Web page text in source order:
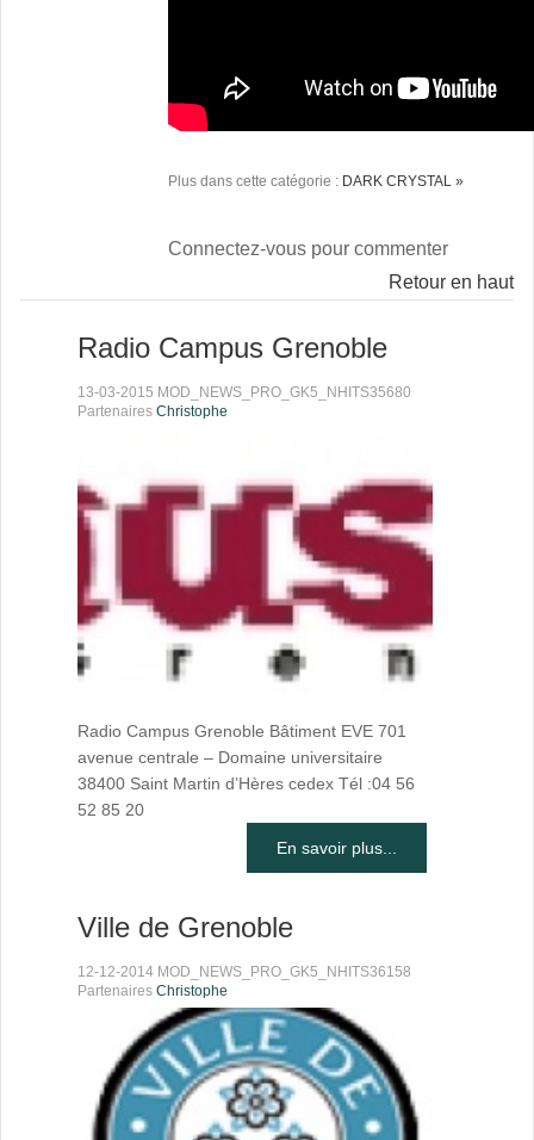
Plus dans cette catégorie : DARK CRYSTAL »
Connectez-vous pour commenter
Retour en haut
Radio Campus Grenoble
13-03-2015 MOD_NEWS_PRO_GK5_NHITS35680
Partenaires Christophe
Radio Campus Grenoble Bâtiment EVE 701
avenue centrale – Domaine universitaire
38400 Saint Martin d’Hères cedex Tél :04 56
52 85 20
En savoir plus...
Ville de Grenoble
12-12-2014 MOD_NEWS_PRO_GK5_NHITS36158
Partenaires Christophe